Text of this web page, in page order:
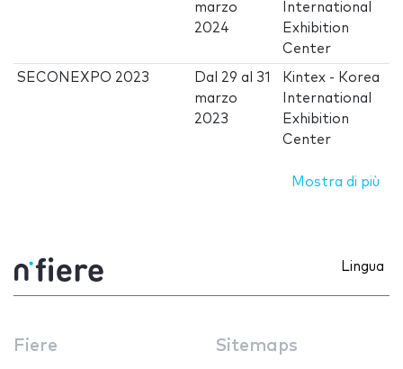
marzo
2024
International
Exhibition
Center
SECONEXPO 2023 Dal 29 al 31
marzo
2023
Kintex - Korea
International
Exhibition
Center
Mostra di più
Lingua
Fiere Sitemaps